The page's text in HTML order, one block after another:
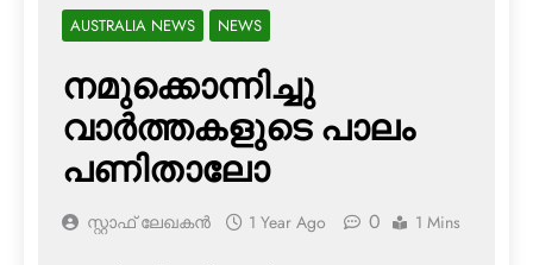
AUSTRALIA NEWS NEWS
നമുക്കൊന്നിച്ചു
വാര്‍ത്തകളുടെ പാലം
പണിതാലോ
സ്റ്റാഫ് ലേഖകൻ 1 Year Ago 0 1 Mins